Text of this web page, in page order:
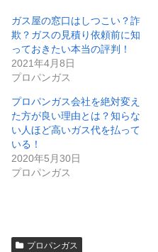
ガス屋の窓口はしつこい？詐
欺？ガスの見積り依頼前に知
っておきたい本当の評判！
2021年4月8日
プロパンガス
プロパンガス会社を絶対変え
た方が良い理由とは？知らな
い人ほど高いガス代を払って
いる！
2020年5月30日
プロパンガス
プロパンガス